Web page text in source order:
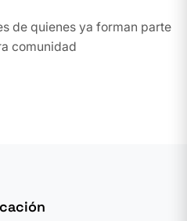
de quienes ya forman parte
comunidad